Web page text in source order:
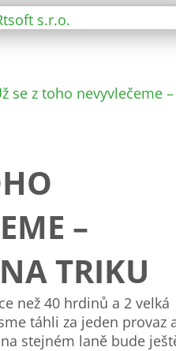
se z toho nevyvlečeme –
–
TRIKU
než 40 hrdinů a 2 velká
táhli za jeden provaz
stejném laně bude